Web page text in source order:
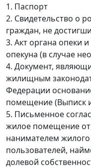
1. Паспорт
2. Свидетельство о
граждан, не
3. Акт органа опеки
опекуна (в случае
4. Документ,
жилищным
Федерации
помещение (Выписк
5. Письменное
жилое помещение
нанимателем
пользователей,
долевой